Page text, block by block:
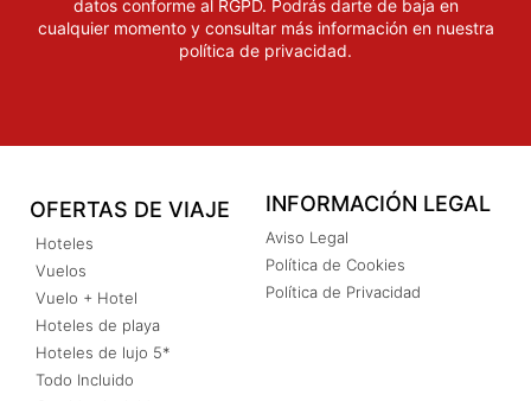
datos conforme al RGPD. Podrás darte de baja en
cualquier momento y consultar más información en nuestra
política de privacidad.
OFERTAS DE VIAJE
Hoteles
Vuelos
Vuelo + Hotel
Hoteles de playa
Hoteles de lujo 5*
Todo Incluido
INFORMACIÓN LEGAL
Aviso Legal
Política de Cookies
Política de Privacidad